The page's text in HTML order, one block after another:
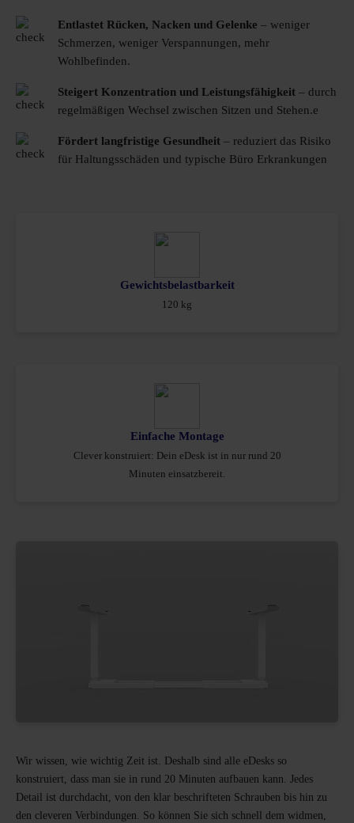
Entlastet Rücken, Nacken und Gelenke – weniger
Schmerzen, weniger Verspannungen, mehr
Wohlbefinden.
Steigert Konzentration und Leistungsfähigkeit – durch
regelmäßigen Wechsel zwischen Sitzen und Stehen.e
Fördert langfristige Gesundheit – reduziert das Risiko
für Haltungsschäden und typische Büro Erkrankungen
Gewichtsbelastbarkeit
120 kg
Einfache Montage
Clever konstruiert: Dein eDesk ist in nur rund 20
Minuten einsatzbereit.
Wir wissen, wie wichtig Zeit ist. Deshalb sind alle eDesks so
konstruiert, dass man sie in rund 20 Minuten aufbauen kann. Jedes
Detail ist durchdacht, von den klar beschrifteten Schrauben bis hin zu
den cleveren Verbindungen. So können Sie sich schnell dem widmen,